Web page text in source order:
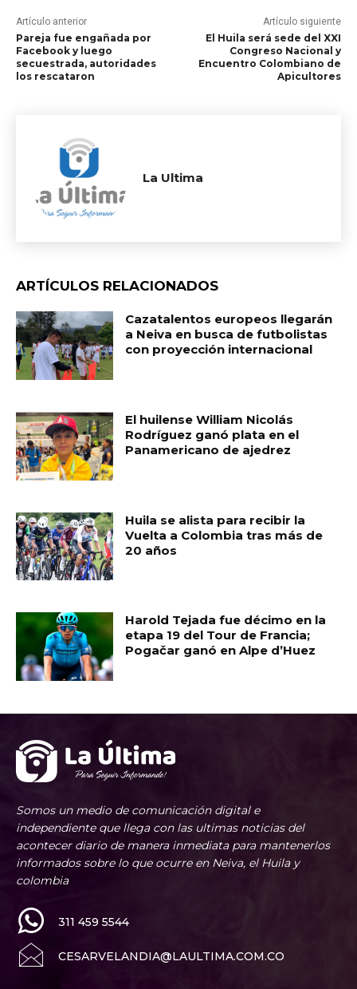
Artículo anterior
Pareja fue engañada por
Facebook y luego
secuestrada, autoridades
los rescataron
Artículo siguiente
El Huila será sede del XXI
Congreso Nacional y
Encuentro Colombiano de
Apicultores
La Ultima
ARTÍCULOS RELACIONADOS
Cazatalentos europeos llegarán
a Neiva en busca de futbolistas
con proyección internacional
El huilense William Nicolás
Rodríguez ganó plata en el
Panamericano de ajedrez
Huila se alista para recibir la
Vuelta a Colombia tras más de
20 años
Harold Tejada fue décimo en la
etapa 19 del Tour de Francia;
Pogačar ganó en Alpe d’Huez
Somos un medio de comunicación digital e
independiente que llega con las ultimas noticias del
acontecer diario de manera inmediata para mantenerlos
informados sobre lo que ocurre en Neiva, el Huila y
colombia
311 459 5544
CESARVELANDIA@LAULTIMA.COM.CO